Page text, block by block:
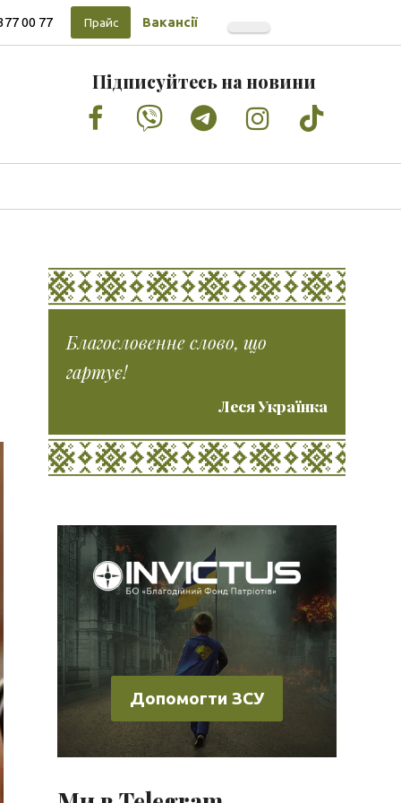
00 77 Прайс Вакансії
Підписуйтесь на новини
Facebook
VimeoTumblrInstagram
Tiktok
Благословенне слово, що
гартує!
Леся Українка
Допомогти ЗСУ